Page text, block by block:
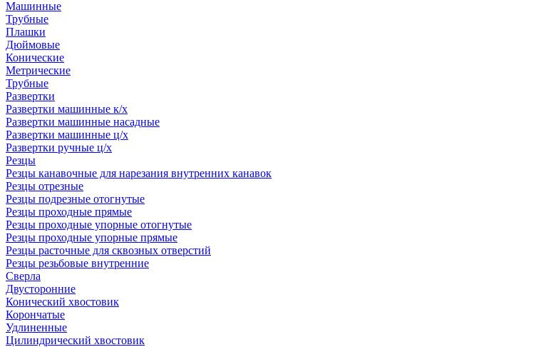
Машинные
Трубные
Плашки
Дюймовые
Конические
Метрические
Трубные
Развертки
Развертки машинные к/х
Развертки машинные насадные
Развертки машинные ц/х
Развертки ручные ц/х
Резцы
Резцы канавочные для нарезания внутренних канавок
Резцы отрезные
Резцы подрезные отогнутые
Резцы проходные прямые
Резцы проходные упорные отогнутые
Резцы проходные упорные прямые
Резцы расточные для сквозных отверстий
Резцы резьбовые внутренние
Сверла
Двусторонние
Конический хвостовик
Корончатые
Удлиненные
Цилиндрический хвостовик